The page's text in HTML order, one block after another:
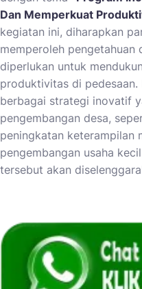
Dan Memperkuat
kegiatan ini, diharapkan
memperoleh pengetahuan
diperlukan untuk
produktivitas di pedesaan.
berbagai strategi inovatif
pengembangan desa,
peningkatan keterampilan
pengembangan usaha
tersebut akan